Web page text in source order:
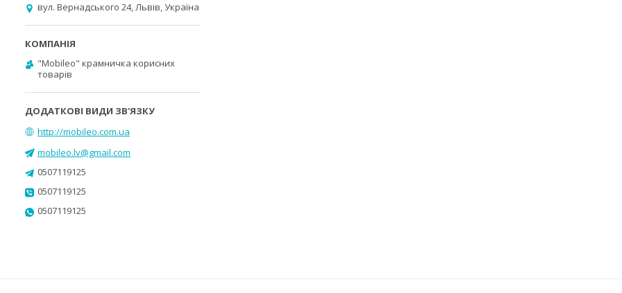
вул. Вернадського 24, Львів, Україна
"Mobileo" крамничка корисних
товарів
http://mobileo.com.ua
mobileo.lv@gmail.com
0507119125
0507119125
0507119125